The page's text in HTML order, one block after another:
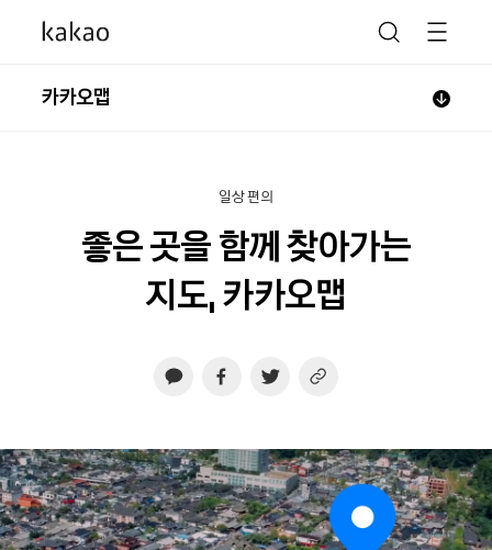
카카오맵
일상 편의
좋은 곳을 함께 찾아가는
지도, 카카오맵